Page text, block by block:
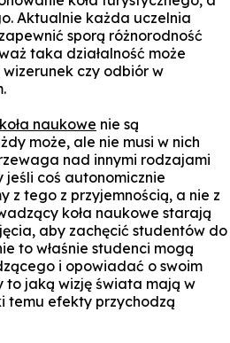
Aktualnie każda uczelnia
sporą różnorodność
taka działalność może
wizerunek czy odbiór w
koła naukowe nie są
może, ale nie musi w nich
nad innymi rodzajami
jeśli coś autonomicznie
z tego z przyjemnością, a nie z
koła naukowe starają
aby zachęcić studentów do
to właśnie studenci mogą
i opowiadać o swoim
to jaką wizję świata mają w
temu efekty przychodzą